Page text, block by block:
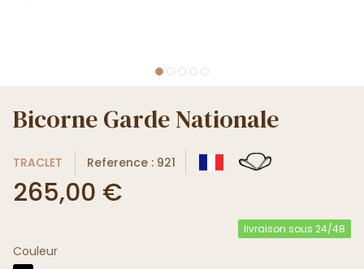
Bicorne Garde Nationale
TRACLET Reference : 921
265,00 €
livraison sous 24/48
Couleur